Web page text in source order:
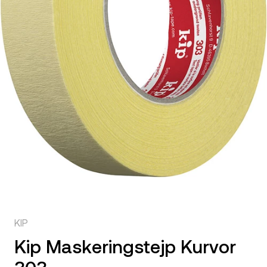
KIP
Kip Maskeringstejp Kurvor